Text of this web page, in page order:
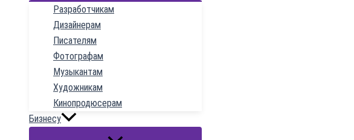
Разработчикам
Дизайнерам
Писателям
Фотографам
Музыкантам
Художникам
Кинопродюсерам
Бизнесу